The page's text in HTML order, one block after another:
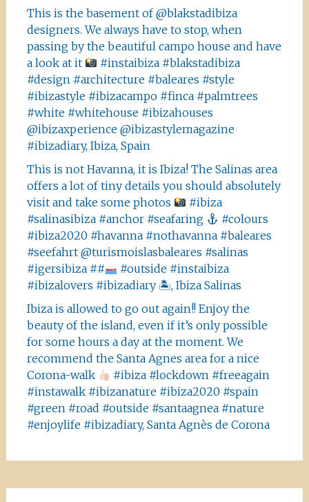
This is the basement of @blakstadibiza
designers. We always have to stop, when
passing by the beautiful campo house and have
a look at it
#instaibiza #blakstadibiza
#design #architecture #baleares #style
#ibizastyle #ibizacampo #finca #palmtrees
#white #whitehouse #ibizahouses
@ibizaxperience @ibizastylemagazine
#ibizadiary, Ibiza, Spain
This is not Havanna, it is Ibiza! The Salinas area
offers a lot of tiny details you should absolutely
visit and take some photos
#ibiza
#salinasibiza #anchor #seafaring
#colours
#ibiza2020 #havanna #nothavanna #baleares
#seefahrt @turismoislasbaleares #salinas
#igersibiza ##
#outside #instaibiza
#ibizalovers #ibizadiary 🏝, Ibiza Salinas
Ibiza is allowed to go out again!! Enjoy the
beauty of the island, even if it’s only possible
for some hours a day at the moment. We
recommend the Santa Agnes area for a nice
Corona-walk
#ibiza #lockdown #freeagain
#instawalk #ibizanature #ibiza2020 #spain
#green #road #outside #santaagnea #nature
#enjoylife #ibizadiary, Santa Agnès de Corona